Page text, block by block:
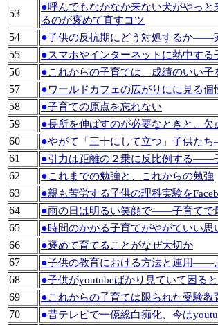
53
●呼んでもなかなか来ない犬がやっ
るのが褒めて直すコツ
54 ●子供の反抗期にどう対処するか――
55 ●スマホやインターネットに熱中する
56 ●これからの子育ては、成績のいい
57 ●ワールドカフェの広がりにに見る個
58 ●子育ての原点を忘れない
59 ●長所を伸ばすのが必要なときと、欠
60 ●やがて「三十にして立つ」子供た
61 ●引力は距離の２乗に反比例する――
62 ●これまでの勉強と、これからの勉強
63 ●親も苦労する子供の理科実験を
64 ●雨の日は明るい笑顔で――子育てで
65 ●時間のかかる子育てがやがていい思
66 ●褒めて育てることがなぜ大切か
67 ●子供の教育における方法と運用――
68 ●子供がyoutubeばかり見ていて困ると
69 ●これからの子育ては限られた受験
70 ●昔テレビで一億総白痴化、今は